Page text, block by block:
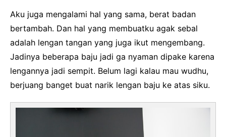
Aku juga mengalami hal yang sama, berat badan
bertambah. Dan hal yang membuatku agak sebal
adalah lengan tangan yang juga ikut mengembang.
Jadinya beberapa baju jadi ga nyaman dipake karena
lengannya jadi sempit. Belum lagi kalau mau wudhu,
berjuang banget buat narik lengan baju ke atas siku.